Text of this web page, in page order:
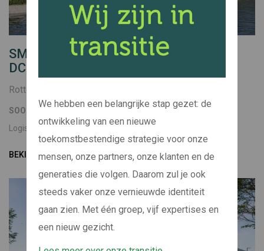
SMARTLOG EEMHAVEN ROTTERDAM
DC1
Rotterdam
SOORT
Logistiek
BOUWJAAR
BEKIJK PROJECT
We hebben een belangrijke stap gezet: de
ontwikkeling van een nieuwe
toekomstbestendige strategie voor onze
mensen, onze partners, onze klanten en de
generaties die volgen. Daarom zul je ook
steeds vaker onze vernieuwde identiteit
gaan zien. Met één groep, vijf expertises en
een nieuw gezicht.